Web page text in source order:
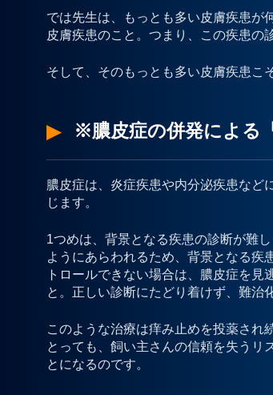
では先生は、もっとも多い皮膚疾患が
皮膚疾患のこと。つまり、この疾患の
そして、そのもっとも多い皮膚疾患こ
※膿皮症の併発による
膿皮症は、炎症疾患や内分泌疾患など
じます。
1つめは、背景となる疾患の診断が難
ようにあらわれるため、背景となる疾
トロールできない場合は、膿皮症を
と。正しい診断にたどり着けず、難治
このような治療は痒み止めを投薬され
とっても、飼い主さんの信頼を失うリ
とになるのです。